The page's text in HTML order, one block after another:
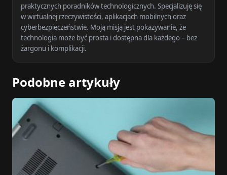
praktycznych poradników technologicznych. Specjalizuję się
w wirtualnej rzeczywistości, aplikacjach mobilnych oraz
cyberbezpieczeństwie. Moją misją jest pokazywanie, że
technologia może być prosta i dostępna dla każdego – bez
żargonu i komplikacji.
Podobne artykuły